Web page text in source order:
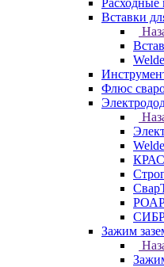
Вставки
Флюс
Зажим